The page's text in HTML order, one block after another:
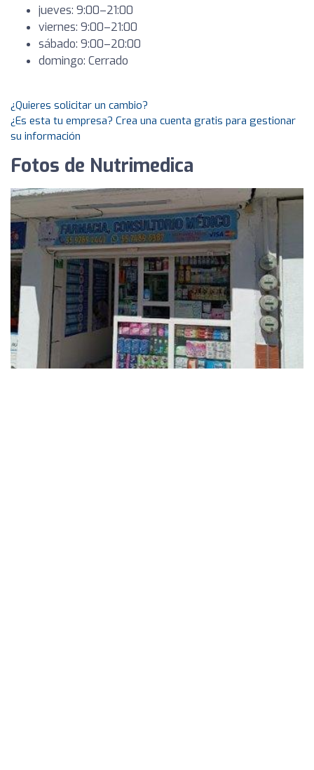
jueves: 9:00–21:00
viernes: 9:00–21:00
sábado: 9:00–20:00
domingo: Cerrado
¿Quieres solicitar un cambio?
¿Es esta tu empresa? Crea una cuenta gratis para gestionar
su información
Fotos de Nutrimedica